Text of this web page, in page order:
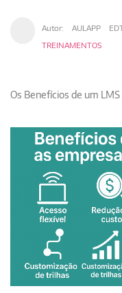
Autor:AULAPP
TREINAMENTOS
Os Benefícios de um